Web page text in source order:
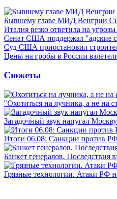
Бывшему главе МИД Венгрии
Италия резко ответила на
Сенат США поддержал "адские
Суд США приостановил
Цены на гробы в России
Сюжеты
"Охотиться на лучника, а не на
Загадочный звук напугал
Итоги 06.08: Санкции против
Банкет генералов. Последствия
Грязные технологии. Атаки РФ